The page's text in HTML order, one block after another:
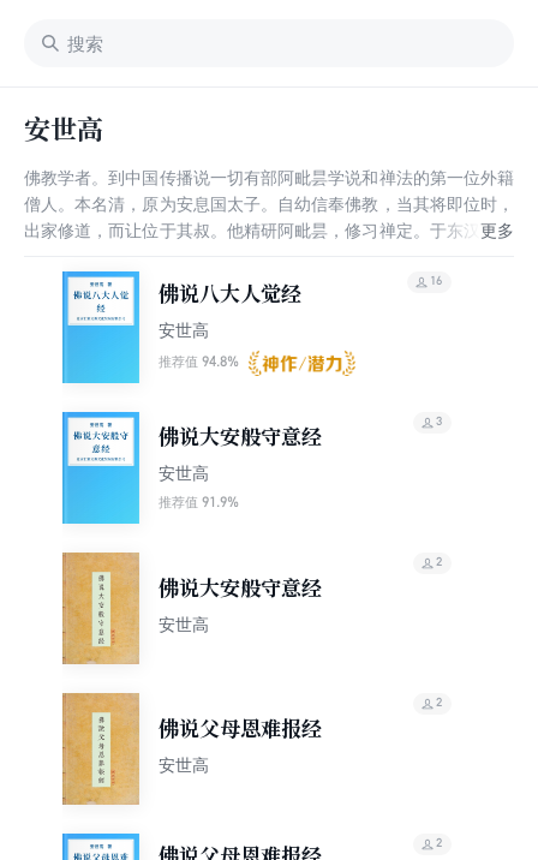
安世高
佛教学者。到中国传播说一切有部阿毗昙学说和禅法的第一位外籍
僧人。本名清，原为安息国太子。自幼信奉佛教，当其将即位时，
出家修道，而让位于其叔。他精研阿毗昙，修习禅定。于东汉建和
纂的《众经目录》记载，安世高所译经典共35种，41卷。此外，
《历代三宝记》和《开元释教录》所载安世高译经数量，都比《众
经目录》为多。有关修持的5种中，《大安般守意经》详细地介绍
了数、随、止、观、还、净六种法门，为后来天台宗教授的止观所
有；《五十校计经》提到十方佛现在说法，又说诸菩萨度人欲使人
悉得佛道，则属于大乘的经典，可据以想见印度当时佛教弘传的情
况。他译文条理清楚，措辞恰当，但偏于直译。由于当时译经尚属
创举，没有其他译作可资观摩取法，所以有些译文意义尚欠明白。
安世高译经工作约止于东汉建宁(168～171)中。随后，游历了江
西、浙江等地。有不少关于他的神奇故事，流传民间。晚年踪迹不
佛说八大人觉经
安世高
推荐值 94.8%
16
佛说大安般守意经
安世高
推荐值 91.9%
3
佛说大安般守意经
安世高
2
佛说父母恩难报经
安世高
2
佛说父母恩难报经
2